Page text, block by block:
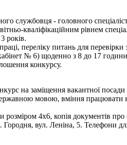
службовця - головного
кваліфікаційним рівнем
років.
переліку питань для
№ 6) щоденно з 8 до 17
конкурсу.
на заміщення вакантної посади
мовою, вміння
4х6, копія документів про
вул. Леніна, 5. Телефони